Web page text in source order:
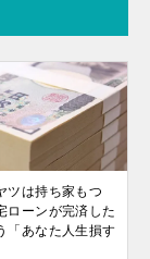
ツは持ち家もつ
ローンが完済した
「あなた人生損す